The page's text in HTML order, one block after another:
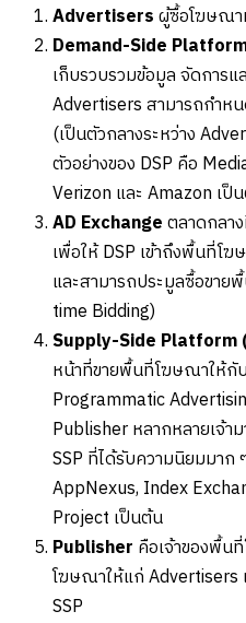
Advertisersผู้ซื้อโฆษณา
Demand-Side
เก็บรวบรวมข้อมูล จัดการแ
Advertisers สามารถกำห
(เป็นตัวกลางระหว่าง
ตัวอย่างของ DSP คือ
Verizon และ Amazon เป็
AD Exchangeตลาดกลา
เพื่อให้ DSP เข้าถึงพื้นที่โ
และสามารถประมูลซื้อขาย
time Bidding)
Supply-Side Platform
หน้าที่ขายพื้นที่โฆษณาให้กั
Programmatic
Publisher หลากหลายเจ้า
SSP ที่ได้รับความนิยมมาก
AppNexus, Index
Project เป็นต้น
Publisher คือเจ้าของพื้น
โฆษณาให้แก่
SSP